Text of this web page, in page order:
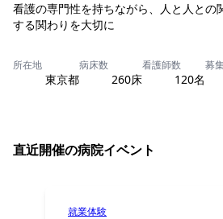
看護の専門性を持ちながら、人と人との
する関わりを大切に
所在地
東京都
病床数
260床
看護師数
120名
募
直近開催の病院イベント
就業体験